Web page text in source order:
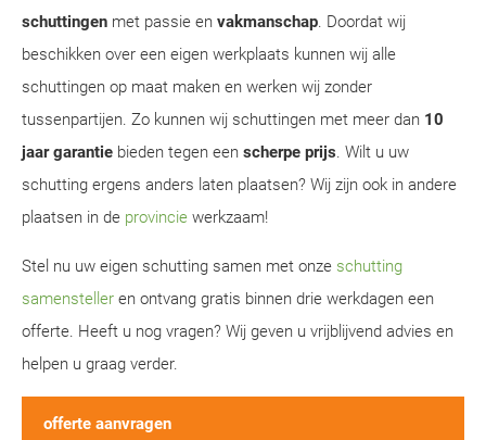
schuttingen met passie en vakmanschap. Doordat wij
beschikken over een eigen werkplaats kunnen wij alle
schuttingen op maat maken en werken wij zonder
tussenpartijen. Zo kunnen wij schuttingen met meer dan 10
jaar garantie bieden tegen een scherpe prijs. Wilt u uw
schutting ergens anders laten plaatsen? Wij zijn ook in andere
plaatsen in de provincie werkzaam!
Stel nu uw eigen schutting samen met onze schutting
samensteller en ontvang gratis binnen drie werkdagen een
offerte. Heeft u nog vragen? Wij geven u vrijblijvend advies en
helpen u graag verder.
offerte aanvragen